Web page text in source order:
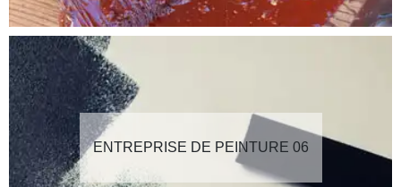
ENTREPRISE DE PEINTURE 06